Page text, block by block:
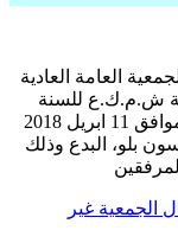
العامة العادية
ش.م.ك.ع للسنة
المالية المنتهية في 31/12/2017 يوم الاربعاء الموافق 11 ابريل 2018
الراديسون بلو، البدع وذلك
الجمعية غير